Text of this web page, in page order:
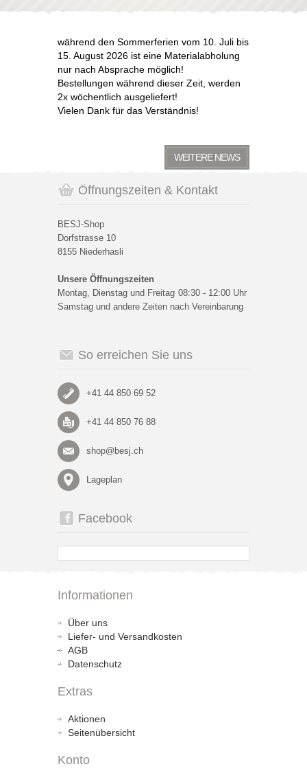
während den Sommerferien vom 10. Juli bis
15. August 2026 ist eine Materialabholung
nur nach Absprache möglich!
Bestellungen während dieser Zeit, werden
2x wöchentlich ausgeliefert!
Vielen Dank für das Verständnis!
WEITERE NEWS
Öffnungszeiten & Kontakt
BESJ-Shop
Dorfstrasse 10
8155 Niederhasli
Unsere Öffnungszeiten
Montag, Dienstag und Freitag 08:30 - 12:00 Uhr
Samstag und andere Zeiten nach Vereinbarung
So erreichen Sie uns
+41 44 850 69 52
+41 44 850 76 88
shop@besj.ch
Lageplan
Facebook
Informationen
Über uns
Liefer- und Versandkosten
AGB
Datenschutz
Extras
Aktionen
Seitenübersicht
Konto